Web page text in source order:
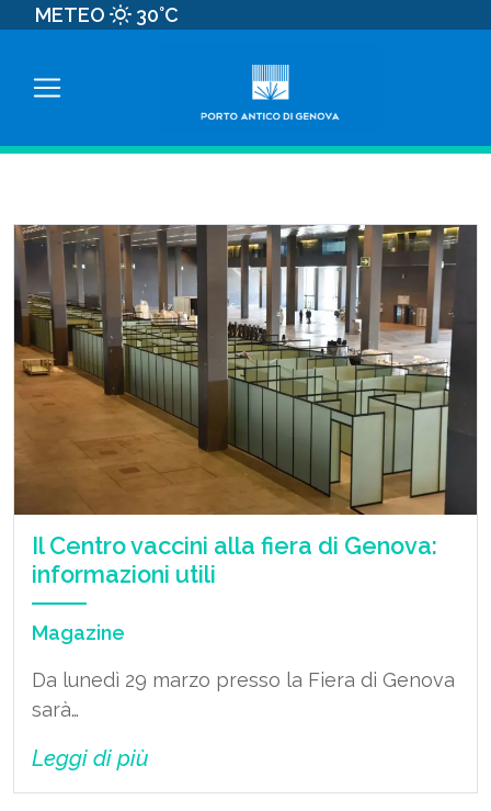
METEO 30°C
COVID19
Il Centro vaccini alla fiera di Genova:
informazioni utili
Magazine
Da lunedì 29 marzo presso la Fiera di Genova
sarà…
Leggi di più